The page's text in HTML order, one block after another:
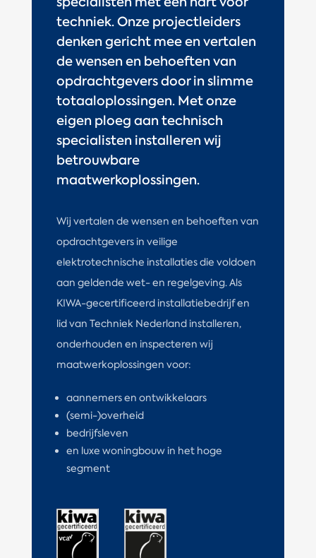
techniek. Onze projectleiders
denken gericht mee en vertalen
de wensen en behoeften van
opdrachtgevers door in slimme
totaaloplossingen. Met onze
eigen ploeg aan technisch
specialisten installeren wij
betrouwbare
maatwerkoplossingen.
Wij vertalen de wensen en behoeften van
opdrachtgevers in veilige
elektrotechnische installaties die voldoen
aan geldende wet- en regelgeving. Als
KIWA-gecertificeerd installatiebedrijf en
lid van Techniek Nederland installeren,
onderhouden en inspecteren wij
maatwerkoplossingen voor:
aannemers en ontwikkelaars
(semi-)overheid
bedrijfsleven
en luxe woningbouw in het hoge
segment